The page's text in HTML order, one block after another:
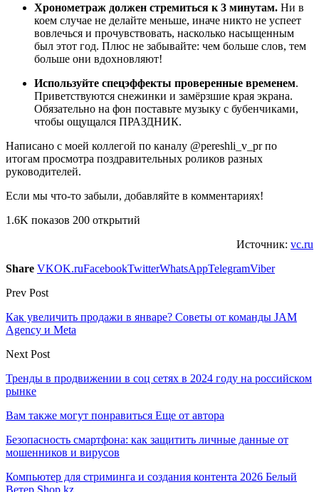
Хронометраж должен стремиться к 3 минутам. Ни в
коем случае не делайте меньше, иначе никто не успеет
вовлечься и прочувствовать, насколько насыщенным
был этот год. Плюс не забывайте: чем больше слов, тем
больше они вдохновляют!
Используйте спецэффекты проверенные временем.
Приветствуются снежинки и замёрзшие края экрана.
Обязательно на фон поставьте музыку с бубенчиками,
чтобы ощущался ПРАЗДНИК.
Написано с моей коллегой по каналу @pereshli_v_pr по
итогам просмотра поздравительных роликов разных
руководителей.
Если мы что-то забыли, добавляйте в комментариях!
1.6K показов 200 открытий
Источник: vc.ru
Share VKOK.ruFacebookTwitterWhatsAppTelegramViber
Prev Post
Как увеличить продажи в январе? Советы от команды JAM
Agency и Meta
Next Post
Тренды в продвижении в соц сетях в 2024 году на российском
рынке
Вам также могут понравиться Еще от автора
Безопасность смартфона: как защитить личные данные от
мошенников и вирусов
Компьютер для стриминга и создания контента 2026 Белый
Ветер Shop.kz